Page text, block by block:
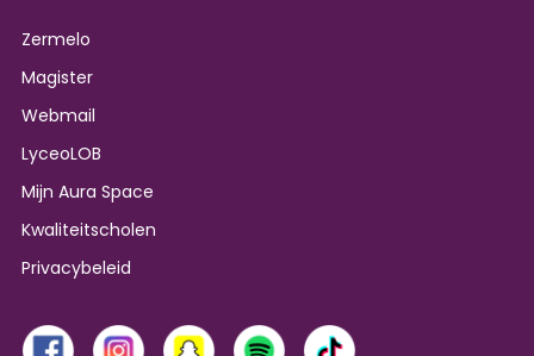
Zermelo
Magister
Webmail
LyceoLOB
Mijn Aura Space
Kwaliteitscholen
Privacybeleid